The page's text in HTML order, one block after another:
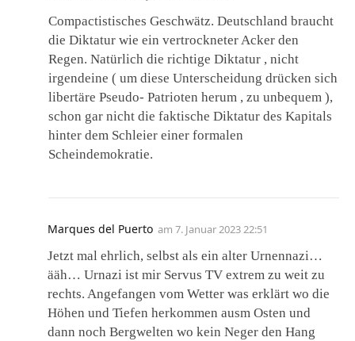
Compactistisches Geschwätz. Deutschland braucht
die Diktatur wie ein vertrockneter Acker den
Regen. Natürlich die richtige Diktatur , nicht
irgendeine ( um diese Unterscheidung drücken sich
libertäre Pseudo- Patrioten herum , zu unbequem ),
schon gar nicht die faktische Diktatur des Kapitals
hinter dem Schleier einer formalen
Scheindemokratie.
Marques del Puerto am 7. Januar 2023 22:51
Jetzt mal ehrlich, selbst als ein alter Urnennazi…
ääh… Urnazi ist mir Servus TV extrem zu weit zu
rechts. Angefangen vom Wetter was erklärt wo die
Höhen und Tiefen herkommen ausm Osten und
dann noch Bergwelten wo kein Neger den Hang